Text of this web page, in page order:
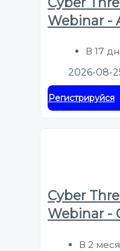
Webinar -
В 17
2026-08-
Регистрируйся
Cyber
Webinar -
В 2